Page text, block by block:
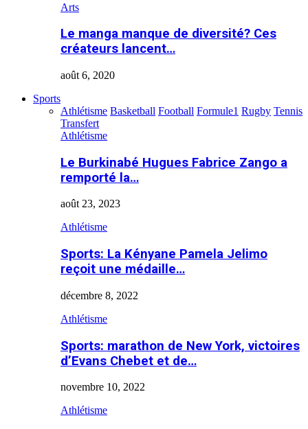
Arts
Le manga manque de diversité? Ces
créateurs lancent…
août 6, 2020
Sports
Athlétisme Basketball Football Formule1 Rugby Tennis
Transfert
Athlétisme
Le Burkinabé Hugues Fabrice Zango a
remporté la…
août 23, 2023
Athlétisme
Sports: La Kényane Pamela Jelimo
reçoit une médaille…
décembre 8, 2022
Athlétisme
Sports: marathon de New York, victoires
d’Evans Chebet et de…
novembre 10, 2022
Athlétisme